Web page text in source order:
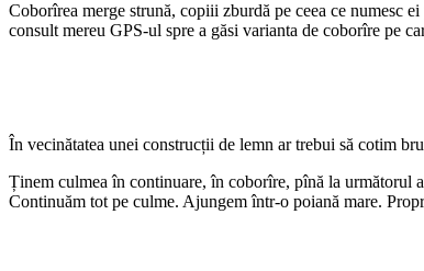
Coborîrea merge strună, copiii zburdă pe ceea ce numesc
consult mereu GPS-ul spre a găsi varianta de coborîre pe
În vecinătatea unei construcții de lemn ar trebui să cotim
Ținem culmea în continuare, în coborîre, pînă la următorul
Continuăm tot pe culme. Ajungem într-o poiană mare.